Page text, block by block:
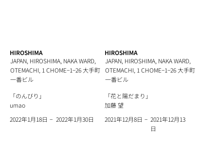
HIROSHIMA
JAPAN, HIROSHIMA, NAKA WARD,
OTEMACHI, 1 CHOME−1−26 大手町
一番ビル
「のんびり」
umao
2022年1月18日 − 2022年1月30日
HIROSHIMA
JAPAN, HIROSHIMA, NAKA WARD,
OTEMACHI, 1 CHOME−1−26 大手町
一番ビル
「花と陽だまり」
加藤 望
2021年12月8日 − 2021年12月13
日